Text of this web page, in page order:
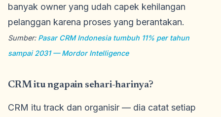
banyak owner yang udah capek kehilangan
pelanggan karena proses yang berantakan.
Sumber: Pasar CRM Indonesia tumbuh 11% per tahun
sampai 2031 — Mordor Intelligence
CRM itu ngapain sehari-harinya?
CRM itu track dan organisir — dia catat setiap